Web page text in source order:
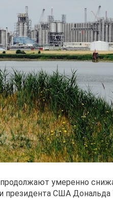
умеренно
президента США